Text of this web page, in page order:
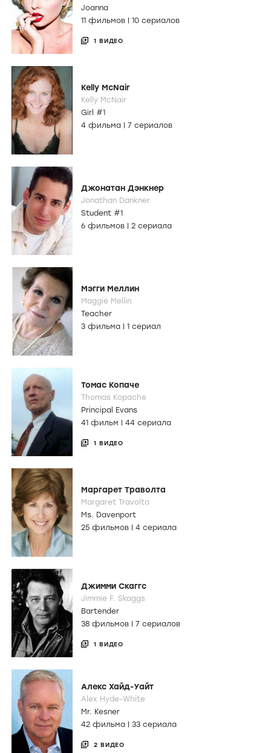
Joanna
11 фильмов | 10 сериалов
1 ВИДЕО
Kelly McNair
Kelly McNair
Girl #1
4 фильма
7 сериалов
Джонатан Дэнкнер
Jonathan Dankner
Student #1
6 фильмов
2 сериала
Мэгги Меллин
Maggie Mellin
Teacher
3 фильма
1 сериал
Томас Копаче
Thomas Kopache
Principal Evans
41 фильм | 44 сериала
1 ВИДЕО
Маргарет Траволта
Margaret Travolta
Ms. Davenport
25 фильмов
4 сериала
Джимми Скаггс
Jimmie F. Skaggs
Bartender
38 фильмов | 7 сериалов
1 ВИДЕО
Алекс Хайд-Уайт
Alex Hyde-White
Mr. Kesner
42 фильма | 33 сериала
2 ВИДЕО